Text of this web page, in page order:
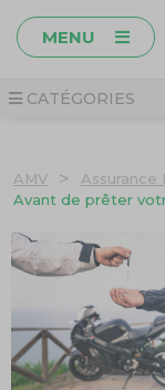
MENU
CATÉGORIES
AMV > Assurance
Avant de prêter